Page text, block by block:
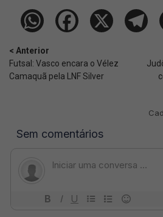
< Anterior
Futsal: Vasco encara o Vélez
Camaquã pela LNF Silver